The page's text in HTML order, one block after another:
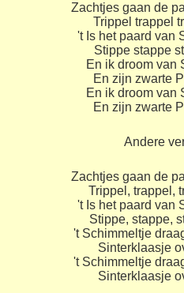
Zachtjes gaan de
Trippel trappel
't Is het paard van
Stippe stappe
En ik droom van
En zijn zwarte
En ik droom van
En zijn zwarte
Andere
Zachtjes gaan de
Trippel, trappel,
't Is het paard van
Stippe, stappe,
't Schimmeltje
Sinterklaasje
't Schimmeltje
Sinterklaasje